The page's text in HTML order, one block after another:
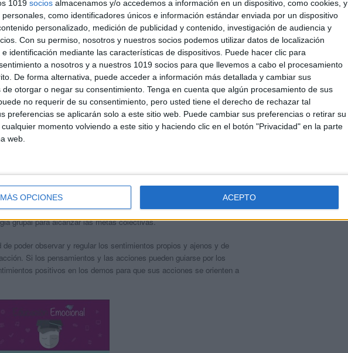
1019 socios almacenamos y/o accedemos a información en un dispositivo, como cookies, y
como identificadores únicos e información estándar enviada por un dispositivo
personalizado, medición de publicidad y contenido, investigación de audiencia y
Con su permiso, nosotros y nuestros socios podemos utilizar datos de localización
identificación mediante las características de dispositivos. Puede hacer clic para
a nosotros y a nuestros 1019 socios para que llevemos a cabo el procesamiento
De forma alternativa, puede acceder a información más detallada y cambiar sus
otorgar o negar su consentimiento. Tenga en cuenta que algún procesamiento de sus
no requerir de su consentimiento, pero usted tiene el derecho de rechazar tal
preferencias se aplicarán solo a este sitio web. Puede cambiar sus preferencias o retirar su
momento volviendo a este sitio y haciendo clic en el botón "Privacidad" en la parte
web.
MÁS OPCIONES ACEPTO
en los otros las respuestas deseables.
inducir cambios en las personas y en los grupos.
abiertamente y transmitir mensajes claros y convincentes.
desacuerdos.
individuos.
el cambio.
sentimentales.
otros para alcanzar metas compartidas.
para alcanzar las metas colectivas.
poder observar y regular los sentimientos propios y ajenos y de
Si los pensamientos y las acciones pueden guiarse por los
positivos en los demos para que sus acciones se orienten a